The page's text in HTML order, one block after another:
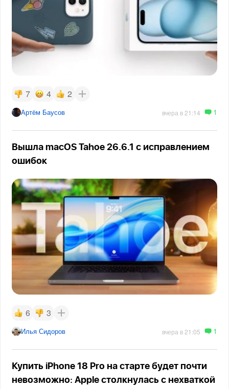
7 4 2
Артём Баусов вчера в 21:14 1
Вышла macOS Tahoe 26.6.1 с исправлением
ошибок
6 3
Илья Сидоров вчера в 21:05 1
Купить iPhone 18 Pro на старте будет почти
невозможно: Apple столкнулась с нехваткой